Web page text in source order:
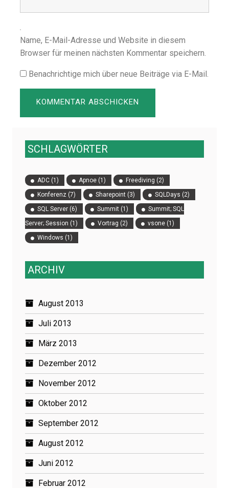
Name, E-Mail-Adresse und Website in diesem
Browser für meinen nächsten Kommentar speichern.
Benachrichtige mich über neue Beiträge via E-Mail.
SCHLAGWÖRTER
ADC (1) Apnoe (1) Freediving (2)
Konferenz (7) Sharepoint (3) SQLDays (2)
SQL Server (6) Summit (1)
Summit; SQL
Server; Session (1) Vortrag (2) vsone (1)
Windows (1)
ARCHIV
August 2013
Juli 2013
März 2013
Dezember 2012
November 2012
Oktober 2012
September 2012
August 2012
Juni 2012
Februar 2012